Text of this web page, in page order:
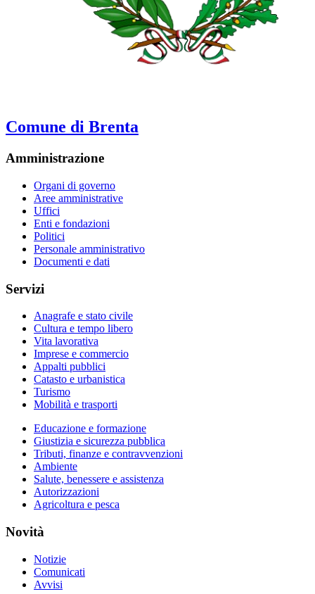
Comune di Brenta
Amministrazione
Organi di governo
Aree amministrative
Uffici
Enti e fondazioni
Politici
Personale amministrativo
Documenti e dati
Servizi
Anagrafe e stato civile
Cultura e tempo libero
Vita lavorativa
Imprese e commercio
Appalti pubblici
Catasto e urbanistica
Turismo
Mobilità e trasporti
Educazione e formazione
Giustizia e sicurezza pubblica
Tributi, finanze e contravvenzioni
Ambiente
Salute, benessere e assistenza
Autorizzazioni
Agricoltura e pesca
Novità
Notizie
Comunicati
Avvisi